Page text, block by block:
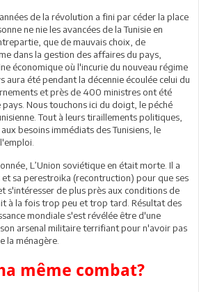
de la révolution a fini par céder la place
ne nie les avancées de la Tunisie en
que de mauvais choix, de
dans la gestion des affaires du pays,
économique où l'incurie du nouveau régime
aura été pendant la décennie écoulée celui du
et près de 400 ministres ont été
Nous touchons ici du doigt, le péché
Tout à leurs tiraillements politiques,
besoins immédiats des Tunisiens, le
L’Union soviétique en était morte. Il a
sa perestroika (recontruction) pour que ses
s'intéresser de plus près aux conditions de
à la fois trop peu et trop tard. Résultat des
mondiale s'est révélée être d'une
arsenal militaire terrifiant pour n'avoir pas
la ménagère.
même combat?